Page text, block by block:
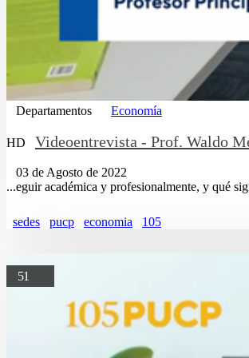
Departamentos Economía
HD Videoentrevista - Prof. Waldo
03 de Agosto de 2022
...eguir académica y profesionalmente, y qué
sedes pucp economia 105
51